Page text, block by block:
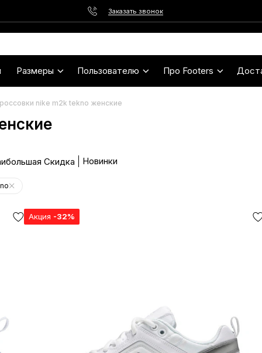
Заказать звонок
Размеры Пользователю Про Footers
nike m2k tekno женские
Скидка Новинки
Акция -32%